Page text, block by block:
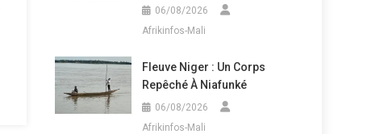
06/08/2026
Afrikinfos-Mali
Fleuve Niger : Un Corps
Repêché À Niafunké
06/08/2026
Afrikinfos-Mali